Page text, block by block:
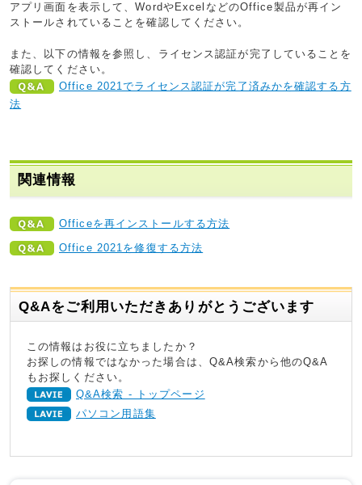
アプリ画面を表示して、WordやExcelなどのOffice製品が再イン
ストールされていることを確認してください。
また、以下の情報を参照し、ライセンス認証が完了していることを
確認してください。
Office 2021でライセンス認証が完了済みかを確認する方
法
関連情報
Officeを再インストールする方法
Office 2021を修復する方法
Q&Aをご利用いただきありがとうございます
この情報はお役に立ちましたか？
お探しの情報ではなかった場合は、Q&A検索から他のQ&A
もお探しください。
Q&A検索 - トップページ
パソコン用語集